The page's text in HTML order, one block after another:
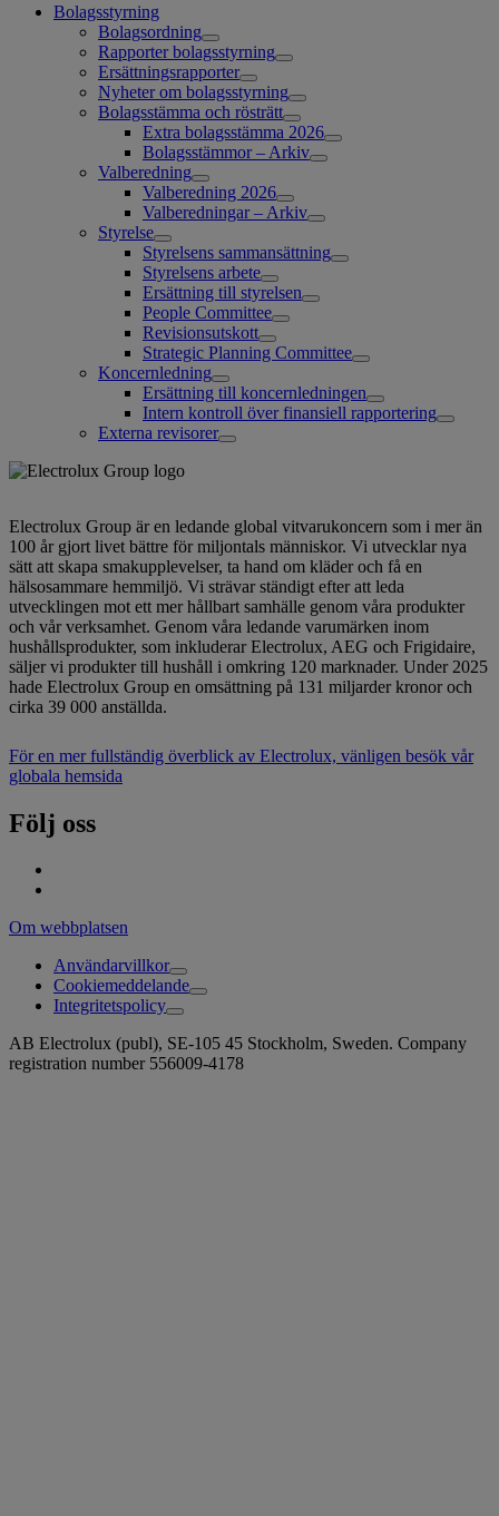
Bolagsstyrning
Bolagsordning
Rapporter bolagsstyrning
Ersättningsrapporter
Nyheter om bolagsstyrning
Bolagsstämma och rösträtt
Extra bolagsstämma 2026
Bolagsstämmor – Arkiv
Valberedning
Valberedning 2026
Valberedningar – Arkiv
Styrelse
Styrelsens sammansättning
Styrelsens arbete
Ersättning till styrelsen
People Committee
Revisionsutskott
Strategic Planning Committee
Koncernledning
Ersättning till koncernledningen
Intern kontroll över finansiell rapportering
Externa revisorer
Electrolux Group är en ledande global vitvarukoncern som i mer än
100 år gjort livet bättre för miljontals människor. Vi utvecklar nya
sätt att skapa smakupplevelser, ta hand om kläder och få en
hälsosammare hemmiljö. Vi strävar ständigt efter att leda
utvecklingen mot ett mer hållbart samhälle genom våra produkter
och vår verksamhet. Genom våra ledande varumärken inom
hushållsprodukter, som inkluderar Electrolux, AEG och Frigidaire,
säljer vi produkter till hushåll i omkring 120 marknader. Under 2025
hade Electrolux Group en omsättning på 131 miljarder kronor och
cirka 39 000 anställda.
För en mer fullständig överblick av Electrolux, vänligen besök vår
globala hemsida
Följ oss
Om webbplatsen
Användarvillkor
Cookiemeddelande
Integritetspolicy
AB Electrolux (publ), SE-105 45 Stockholm, Sweden. Company
registration number 556009-4178